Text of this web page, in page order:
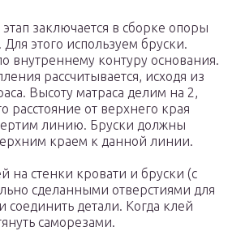
заключается в сборке опоры
Для этого используем бруски.
внутреннему контуру основания.
рассчитывается, исходя из
Высоту матраса делим на 2,
расстояние от верхнего края
линию. Бруски должны
краем к данной линии.
на стенки кровати и бруски (с
сделанными отверстиями для
соединить детали. Когда клей
саморезами.